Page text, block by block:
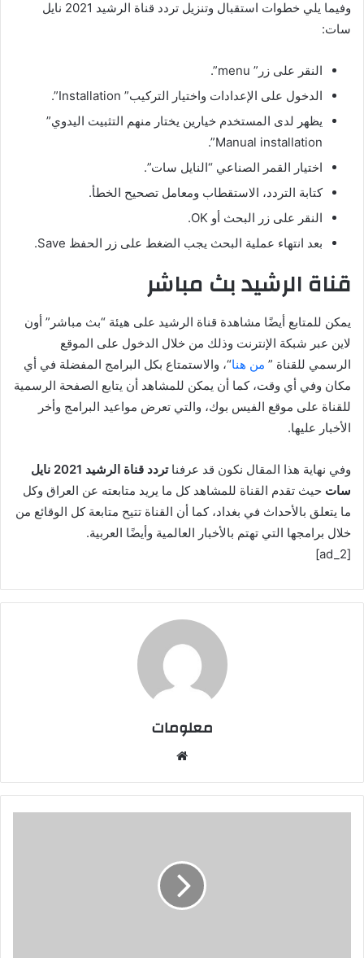
وفيما يلي خطوات استقبال وتنزيل تردد قناة الرشيد 2021 نايل
سات:
النقر على زر” menu”.
الدخول على الإعدادات واختيار التركيب” Installation”.
يظهر لدى المستخدم خيارين يختار منهم التثبيت اليدوي”
Manual installation”.
اختيار القمر الصناعي “النايل سات”.
كتابة التردد، الاستقطاب ومعامل تصحيح الخطأ.
النقر على زر البحث أو OK.
بعد انتهاء عملية البحث يجب الضغط على زر الحفظ Save.
قناة الرشيد بث مباشر
يمكن للمتابع أيضًا مشاهدة قناة الرشيد على هيئة “بث مباشر” أون
لاين عبر شبكة الإنترنت وذلك من خلال الدخول على الموقع
الرسمي للقناة ” من هنا“، والاستمتاع بكل البرامج المفضلة في أي
مكان وفي أي وقت، كما أن يمكن للمشاهد أن يتابع الصفحة الرسمية
للقناة على موقع الفيس بوك، والتي تعرض مواعيد البرامج وأخر
الأخبار عليها.
وفي نهاية هذا المقال نكون قد عرفنا
تردد قناة الرشيد 2021 نايل
سات حيث تقدم القناة للمشاهد كل ما يريد متابعته عن العراق وكل
ما يتعلق بالأحداث في بغداد، كما أن القناة تتيح متابعة كل الوقائع من
خلال برامجها التي تهتم بالأخبار العالمية وأيضًا العربية.
[ad_2]
معلومات
ق
ع
و
ب